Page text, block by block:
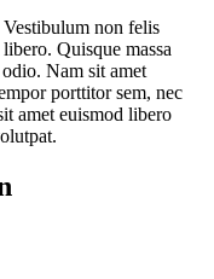
non felis
Quisque massa
Nam sit amet
porttitor sem, nec
amet euismod libero